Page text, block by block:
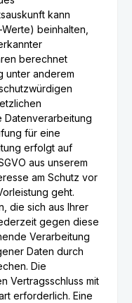
kann
beinhalten,
berechnet
unter anderem
Datenverarbeitung
für eine
erfolgt auf
aus unserem
am Schutz vor
geht.
die sich aus Ihrer
gegen diese
Verarbeitung
Daten durch
Die
Vertragsschluss mit
erforderlich. Eine